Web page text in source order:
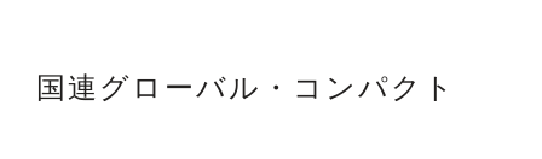
国連グローバル・コンパクト